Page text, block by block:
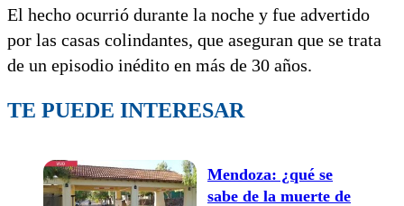
El hecho ocurrió durante la noche y fue advertido
por las casas colindantes, que aseguran que se trata
de un episodio inédito en más de 30 años.
TE PUEDE INTERESAR
Mendoza: ¿qué se
sabe de la muerte de